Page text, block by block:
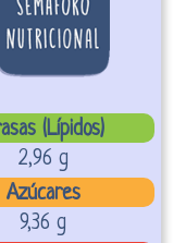
(Lípidos)
2,96 g
Azúcares
9,36 g